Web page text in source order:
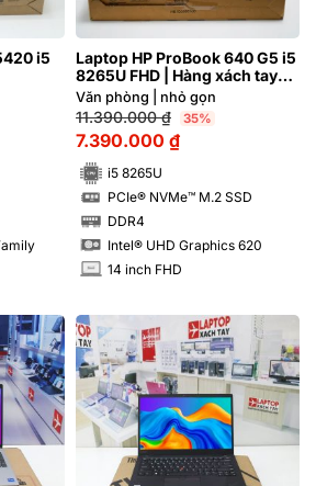
i5
Laptop HP ProBook 640 G5 i5
8265U FHD | Hàng xách tay
97%
Văn phòng | nhỏ gọn
11.390.000₫ 35%
7.390.000 ₫
i5 8265U
SSD PCIe® NVMe™ M.2 SSD
RAM
DDR4
Intel® UHD Graphics 620
INCH 14 inch FHD